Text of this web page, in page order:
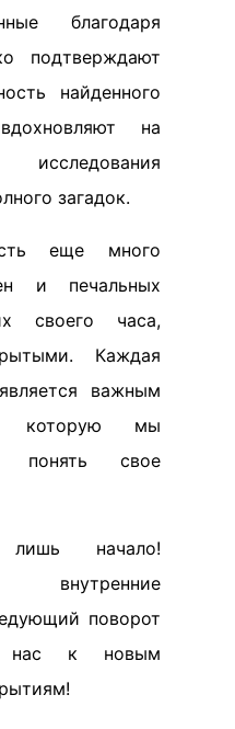
благодаря
подтверждают
найденного
на
загадок.
еще много
и печальных
своего часа,
Каждая
важным
которую мы
понять свое
начало!
внутренние
поворот
нас к новым